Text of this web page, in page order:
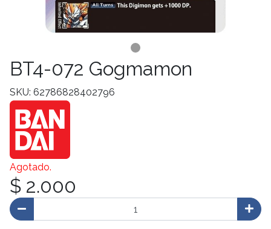
BT4-072 Gogmamon
SKU: 62786828402796
Agotado.
$ 2.000